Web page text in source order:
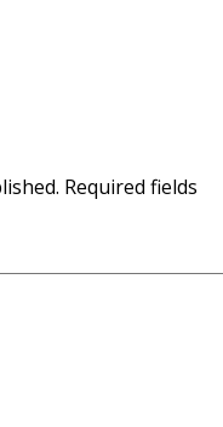
Required fields